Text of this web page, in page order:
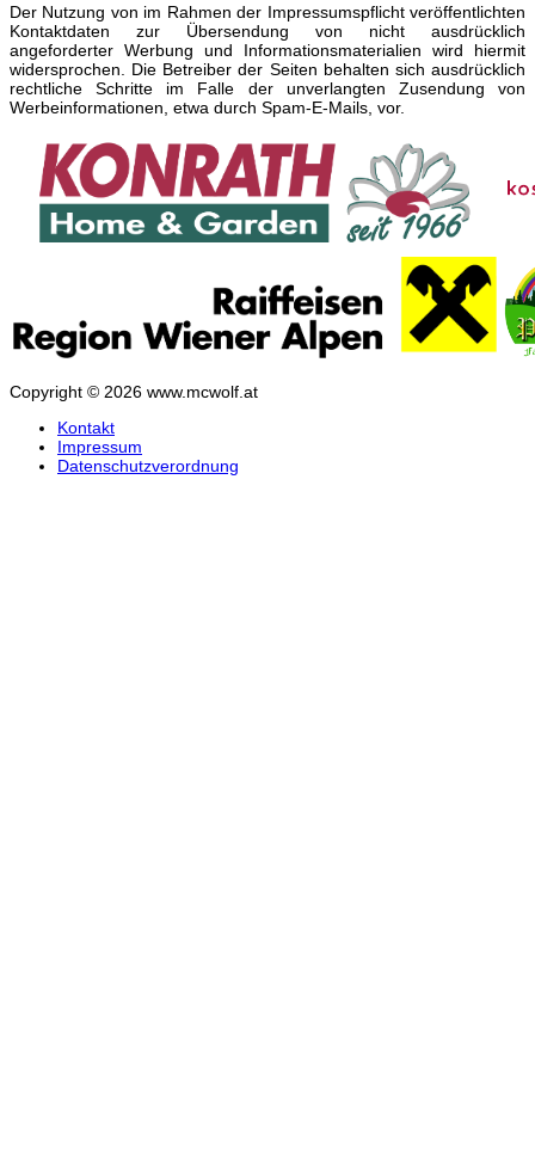
Der Nutzung von im Rahmen der Impressumspflicht veröffentlichten
Kontaktdaten zur Übersendung von nicht ausdrücklich
angeforderter Werbung und Informationsmaterialien wird hiermit
widersprochen. Die Betreiber der Seiten behalten sich ausdrücklich
rechtliche Schritte im Falle der unverlangten Zusendung von
Werbeinformationen, etwa durch Spam-E-Mails, vor.
Copyright © 2026 www.mcwolf.at
Kontakt
Impressum
Datenschutzverordnung